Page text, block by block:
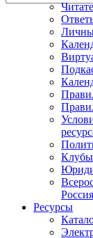
Клубы
Ресурсы